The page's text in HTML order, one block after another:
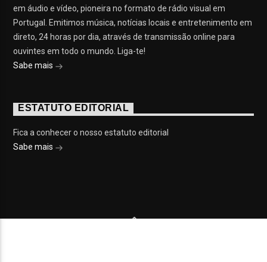
em áudio e vídeo, pioneira no formato de rádio visual em
Portugal. Emitimos música, notícias locais e entretenimento em
direto, 24 horas por dia, através de transmissão online para
ouvintes em todo o mundo. Liga-te!
Sabe mais
ESTATUTO EDITORIAL
Fica a conhecer o nosso estatuto editorial
Sabe mais